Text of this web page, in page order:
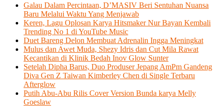
Galau Dalam Percintaan, D’MASIV Beri Sentuhan Nuansa
Baru Melalui Waktu Yang Menjawab
Keren, Lagu Oplosan Karya Hitsmaker Nur Bayan Kembali
Trending No 1 di YouTube Music
Duet Bareng Delon Membuat Adrenalin Ingga Meningkat
Mulus dan Awet Muda, Shezy Idris dan Cut Mila Rawat
Kecantikan di Klinik Bedah Inov Glow Sunter
Setelah Dipha Barus, Duo Produser Jepang AmPm Gandeng
Diva Gen Z Taiwan Kimberley Chen di Single Terbaru
Afterglow
Putih Abu-Abu Rilis Cover Version Bunda karya Melly
Goeslaw